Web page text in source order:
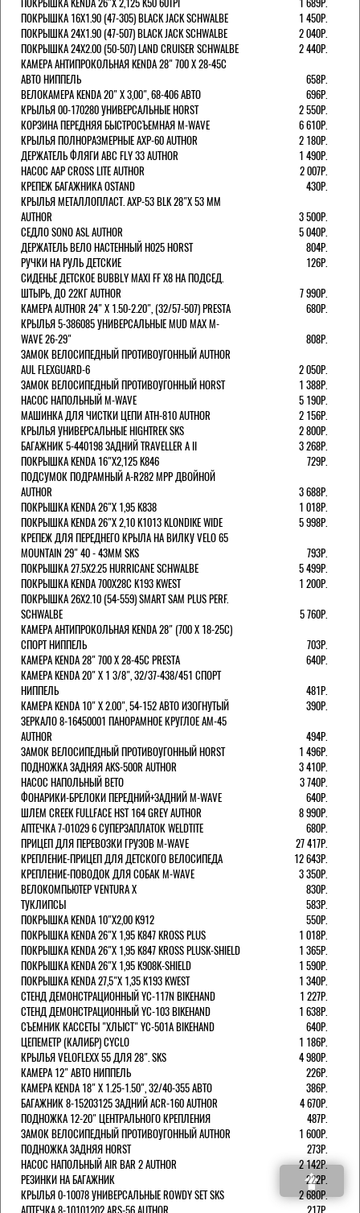
ПОКРЫШКА 16X1.90 (47-305) BLACK JACK SCHWALBE
1 450Р.
ПОКРЫШКА 24X1.90 (47-507) BLACK JACK SCHWALBE
2 040Р.
ПОКРЫШКА 24X2.00 (50-507) LAND CRUISER SCHWALBE
2 440Р.
КАМЕРА АНТИПРОКОЛЬНАЯ KENDA 28" 700 Х 28-45C
АВТО НИППЕЛЬ
658Р.
ВЕЛОКАМЕРА KENDA 20" Х 3,00", 68-406 АВТО
696Р.
КРЫЛЬЯ 00-170280 УНИВЕРСАЛЬНЫЕ HORST
2 550Р.
КОРЗИНА ПЕРЕДНЯЯ БЫСТРОСЪЕМНАЯ M-WAVE
6 610Р.
КРЫЛЬЯ ПОЛНОРАЗМЕРНЫЕ AXP-60 AUTHOR
2 180Р.
ДЕРЖАТЕЛЬ ФЛЯГИ АВС FLY 33 AUTHOR
1 490Р.
НАСОС AAP CROSS LITE AUTHOR
2 007Р.
КРЕПЕЖ БАГАЖНИКА OSTAND
430Р.
КРЫЛЬЯ МЕТАЛЛОПЛАСТ. AXP-53 BLK 28"Х 53 ММ
AUTHOR
3 500Р.
СЕДЛО SONO ASL AUTHOR
5 040Р.
ДЕРЖАТЕЛЬ ВЕЛО НАСТЕННЫЙ H025 HORST
804Р.
РУЧКИ НА РУЛЬ ДЕТСКИЕ
126Р.
СИДЕНЬЕ ДЕТСКОЕ BUBBLY MAXI FF X8 НА ПОДСЕД.
ШТЫРЬ, ДО 22КГ AUTHOR
7 990Р.
КАМЕРА AUTHOR 24" Х 1.50-2.20", (32/57-507) PRESTA
680Р.
КРЫЛЬЯ 5-386085 УНИВЕРСАЛЬНЫЕ MUD MAX M-
WAVE 26-29"
808Р.
ЗАМОК ВЕЛОСИПЕДНЫЙ ПРОТИВОУГОННЫЙ AUTHOR
AUL FLEXGUARD-6
2 050Р.
ЗАМОК ВЕЛОСИПЕДНЫЙ ПРОТИВОУГОННЫЙ HORST
1 388Р.
НАСОС НАПОЛЬНЫЙ M-WAVE
5 190Р.
МАШИНКА ДЛЯ ЧИСТКИ ЦЕПИ ATH-810 AUTHOR
2 156Р.
КРЫЛЬЯ УНИВЕРСАЛЬНЫЕ HIGHTREK SKS
2 800Р.
БАГАЖНИК 5-440198 ЗАДНИЙ TRAVELLER A II
3 268Р.
ПОКРЫШКА KENDA 16"Х2,125 K846
729Р.
ПОДСУМОК ПОДРАМНЫЙ A-R282 MPP ДВОЙНОЙ
AUTHOR
3 688Р.
ПОКРЫШКА KENDA 26"Х 1,95 K838
1 018Р.
ПОКРЫШКА KENDA 26"Х 2,10 K1013 KLONDIKE WIDE
5 998Р.
КРЕПЕЖ ДЛЯ ПЕРЕДНЕГО КРЫЛА НА ВИЛКУ VELO 65
MOUNTAIN 29" 40 - 43ММ SKS
793Р.
ПОКРЫШКА 27.5X2.25 HURRICANE SCHWALBE
5 499Р.
ПОКРЫШКА KENDA 700Х28С K193 KWEST
1 200Р.
ПОКРЫШКА 26X2.10 (54-559) SMART SAM PLUS PERF.
SCHWALBE
5 760Р.
КАМЕРА АНТИПРОКОЛЬНАЯ KENDA 28" (700 Х 18-25C)
СПОРТ НИППЕЛЬ
703Р.
КАМЕРА KENDA 28" 700 Х 28-45С PRESTA
640Р.
КАМЕРА KENDA 20" Х 1 3/8", 32/37-438/451 СПОРТ
НИППЕЛЬ
481Р.
КАМЕРА KENDA 10" Х 2.00", 54-152 АВТО ИЗОГНУТЫЙ
390Р.
ЗЕРКАЛО 8-16450001 ПАНОРАМНОЕ КРУГЛОЕ AM-45
AUTHOR
494Р.
ЗАМОК ВЕЛОСИПЕДНЫЙ ПРОТИВОУГОННЫЙ HORST
1 496Р.
ПОДНОЖКА ЗАДНЯЯ AKS-500R AUTHOR
3 410Р.
НАСОС НАПОЛЬНЫЙ BETO
3 740Р.
ФОНАРИКИ-БРЕЛОКИ ПЕРЕДНИЙ+ЗАДНИЙ M-WAVE
640Р.
ШЛЕМ CREEK FULLFACE HST 164 GREY AUTHOR
8 990Р.
АПТЕЧКА 7-01029 6 СУПЕРЗАПЛАТОК WELDTITE
680Р.
ПРИЦЕП ДЛЯ ПЕРЕВОЗКИ ГРУЗОВ M-WAVE
27 417Р.
КРЕПЛЕНИЕ-ПРИЦЕП ДЛЯ ДЕТСКОГО ВЕЛОСИПЕДА
12 643Р.
КРЕПЛЕНИЕ-ПОВОДОК ДЛЯ СОБАК M-WAVE
3 350Р.
ВЕЛОКОМПЬЮТЕР VENTURA Х
830Р.
ТУКЛИПСЫ
583Р.
ПОКРЫШКА KENDA 10"Х2,00 K912
550Р.
ПОКРЫШКА KENDA 26"Х 1,95 K847 KROSS PLUS
1 018Р.
ПОКРЫШКА KENDA 26"Х 1,95 K847 KROSS PLUSK-SHIELD
1 365Р.
ПОКРЫШКА KENDA 26"Х 1,95 K908K-SHIELD
1 590Р.
ПОКРЫШКА KENDA 27,5"Х 1,35 K193 KWEST
1 340Р.
СТЕНД ДЕМОНСТРАЦИОННЫЙ YC-117N BIKEHAND
1 227Р.
СТЕНД ДЕМОНСТРАЦИОННЫЙ YC-103 BIKEHAND
1 638Р.
СЪЕМНИК КАССЕТЫ "ХЛЫСТ" YC-501A BIKEHAND
640Р.
ЦЕПЕМЕТР (КАЛИБР) CYCLO
1 186Р.
КРЫЛЬЯ VELOFLEXX 55 ДЛЯ 28". SKS
4 980Р.
КАМЕРА 12" АВТО НИППЕЛЬ
226Р.
КАМЕРА KENDA 18" Х 1.25-1.50", 32/40-355 АВТО
386Р.
БАГАЖНИК 8-15203125 ЗАДНИЙ ACR-160 AUTHOR
4 670Р.
ПОДНОЖКА 12-20" ЦЕНТРАЛЬНОГО КРЕПЛЕНИЯ
487Р.
ЗАМОК ВЕЛОСИПЕДНЫЙ ПРОТИВОУГОННЫЙ AUTHOR
1 600Р.
ПОДНОЖКА ЗАДНЯЯ HORST
273Р.
НАСОС НАПОЛЬНЫЙ AIR BAR 2 AUTHOR
2 142Р.
РЕЗИНКИ НА БАГАЖНИК
222Р.
КРЫЛЬЯ 0-10078 УНИВЕРСАЛЬНЫЕ ROWDY SET SKS
2 680Р.
АПТЕЧКА 8-10101202 ARS-56 AUTHOR
217Р.